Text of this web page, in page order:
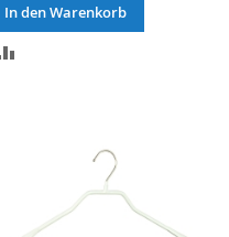
In den Warenkorb